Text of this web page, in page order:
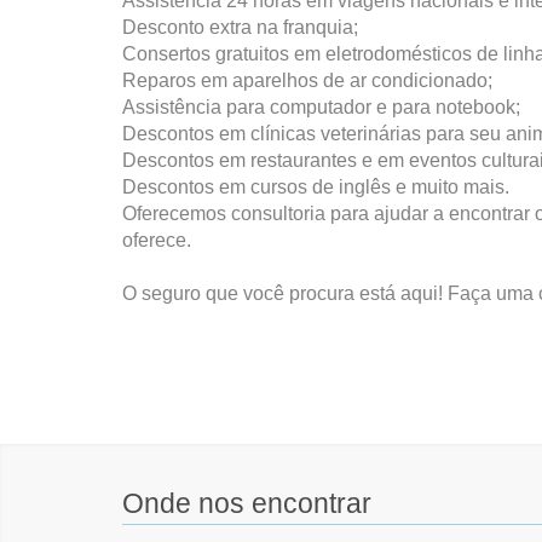
Desconto extra na franquia;
Consertos gratuitos em eletrodomésticos de
Reparos em aparelhos de ar condicionado;
Assistência para computador e para notebook;
Descontos em clínicas veterinárias para seu
Descontos em restaurantes e em eventos
Descontos em cursos de inglês e muito mais.
Oferecemos consultoria para ajudar a
oferece.
O seguro que você procura está aqui! Faça
Onde nos encontrar